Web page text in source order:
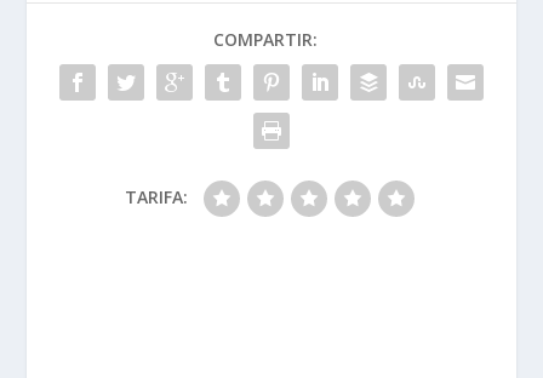
COMPARTIR:
TARIFA: